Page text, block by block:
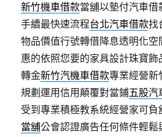
新竹機車借款當舖以墊付汽車
手續最快速流程台北汽車借款找
物品價值行號轉借降息透明化空
惠的依照您要的家具設計珠寶
轉金新竹汽機車借款專業經營新
規劃運用信用顛覆對當鋪五股汽
受到專業積極教系統經營家可
當舖公會認證廣告任何條件輕